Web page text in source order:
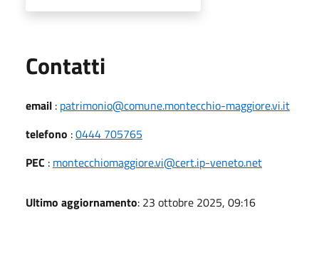
Contatti
email : patrimonio@comune.montecchio-maggiore.vi.it
telefono :0444 705765
PEC : montecchiomaggiore.vi@cert.ip-veneto.net
Ultimo aggiornamento: 23 ottobre 2025, 09:16